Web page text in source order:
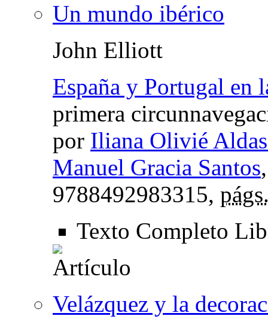
Un mundo ibérico
John Elliott
España y Portugal en
primera
por Iliana Olivié
Manuel Gracia Santos
9788492983315,
Texto Completo
Velázquez y la